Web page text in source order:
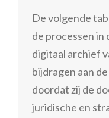
De volgende
de processen in
digitaal archief
bijdragen aan
doordat zij de
juridische en